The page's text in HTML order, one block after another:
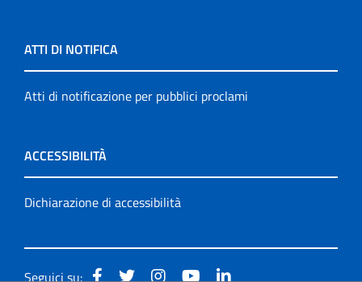
ATTI DI NOTIFICA
Atti di notificazione per pubblici proclami
ACCESSIBILITÀ
Dichiarazione di accessibilità
Seguici su: